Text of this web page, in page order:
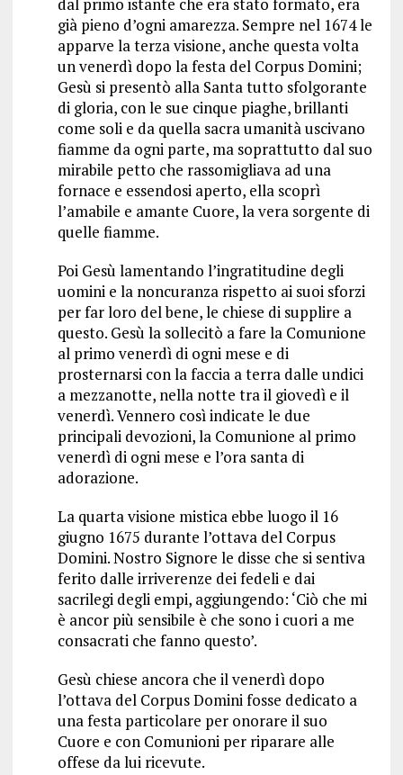
già pieno d’ogni amarezza. Sempre nel 1674 le
apparve la terza visione, anche questa volta
un venerdì dopo la festa del Corpus Domini;
Gesù si presentò alla Santa tutto sfolgorante
di gloria, con le sue cinque piaghe, brillanti
come soli e da quella sacra umanità uscivano
fiamme da ogni parte, ma soprattutto dal suo
mirabile petto che rassomigliava ad una
fornace e essendosi aperto, ella scoprì
l’amabile e amante Cuore, la vera sorgente di
quelle fiamme.
Poi Gesù lamentando l’ingratitudine degli
uomini e la noncuranza rispetto ai suoi sforzi
per far loro del bene, le chiese di supplire a
questo. Gesù la sollecitò a fare la Comunione
al primo venerdì di ogni mese e di
prosternarsi con la faccia a terra dalle undici
a mezzanotte, nella notte tra il giovedì e il
venerdì. Vennero così indicate le due
principali devozioni, la Comunione al primo
venerdì di ogni mese e l’ora santa di
adorazione.
La quarta visione mistica ebbe luogo il 16
giugno 1675 durante l’ottava del Corpus
Domini. Nostro Signore le disse che si sentiva
ferito dalle irriverenze dei fedeli e dai
sacrilegi degli empi, aggiungendo: ‘Ciò che mi
è ancor più sensibile è che sono i cuori a me
consacrati che fanno questo’.
Gesù chiese ancora che il venerdì dopo
l’ottava del Corpus Domini fosse dedicato a
una festa particolare per onorare il suo
Cuore e con Comunioni per riparare alle
offese da lui ricevute.